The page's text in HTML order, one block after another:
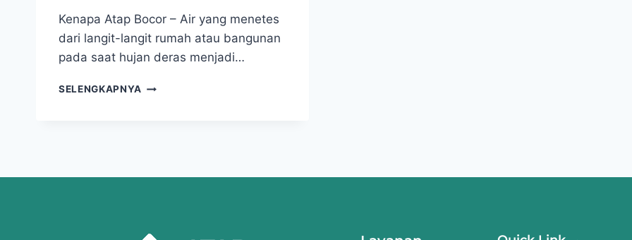
Kenapa Atap Bocor – Air yang menetes
dari langit-langit rumah atau bangunan
pada saat hujan deras menjadi…
SELENGKAPNYA